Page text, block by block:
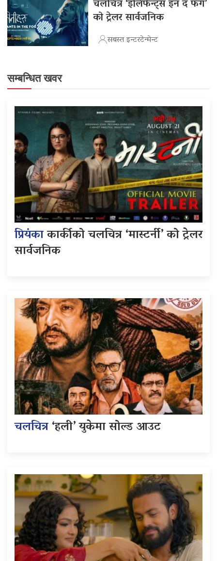
चलचित्र ‘इलिफेन्ट्स इन द फग’
को ट्रेलर सार्वजनिक
सबस्त इन्टरटेन्मेन्ट
सम्बन्धित खवर
प्रियंकाकार्कीको चलचित्र ‘मास्टर्नी’ को ट्रेलर
सार्वजनिक
चलचित्र‘हली’ युकेमा सोल्ड आउट